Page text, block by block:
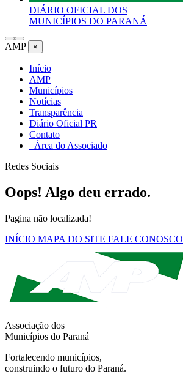
DIÁRIO OFICIAL DOS
MUNICÍPIOS DO PARANÁ
AMP ×
Início
AMP
Municípios
Notícias
Transparência
Diário Oficial PR
Contato
Área do Associado
Redes Sociais
Oops! Algo deu errado.
Pagina não localizada!
INÍCIO MAPA DO SITE FALE CONOSCO
Associação dos
Municípios do Paraná
Fortalecendo municípios,
construindo o futuro do Paraná.